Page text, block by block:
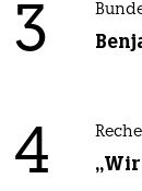
3
4